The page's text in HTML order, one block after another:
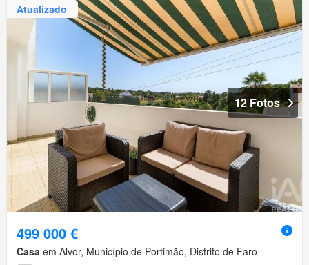
Atualizado
12 Fotos
499 000 €
Casa em Alvor, Município de Portimão, Distrito de Faro